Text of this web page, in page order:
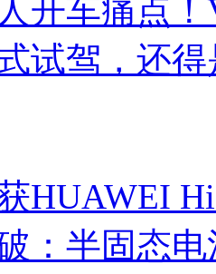
开车痛点
试驾，还得
HUAWEI
：半固态